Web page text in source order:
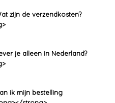
zijn de verzendkosten?
je alleen in Nederland?
ik mijn bestelling